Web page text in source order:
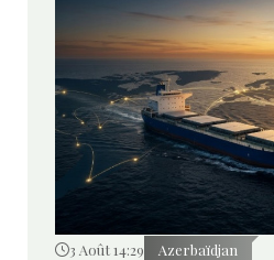
3 Août 14:29 Azerbaïdjan